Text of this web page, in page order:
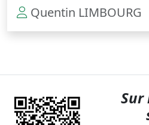
Quentin LIMBOURG
Sur